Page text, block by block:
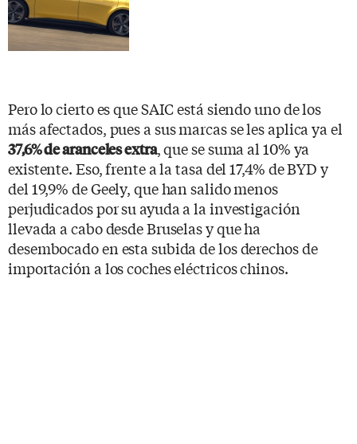
Pero lo cierto es que SAIC está siendo uno de los
más afectados, pues a sus marcas se les aplica ya el
37,6% de aranceles extra, que se suma al 10% ya
existente. Eso, frente a la tasa del 17,4% de BYD y
del 19,9% de Geely, que han salido menos
perjudicados por su ayuda a la investigación
llevada a cabo desde Bruselas y que ha
desembocado en esta subida de los derechos de
importación a los coches eléctricos chinos.